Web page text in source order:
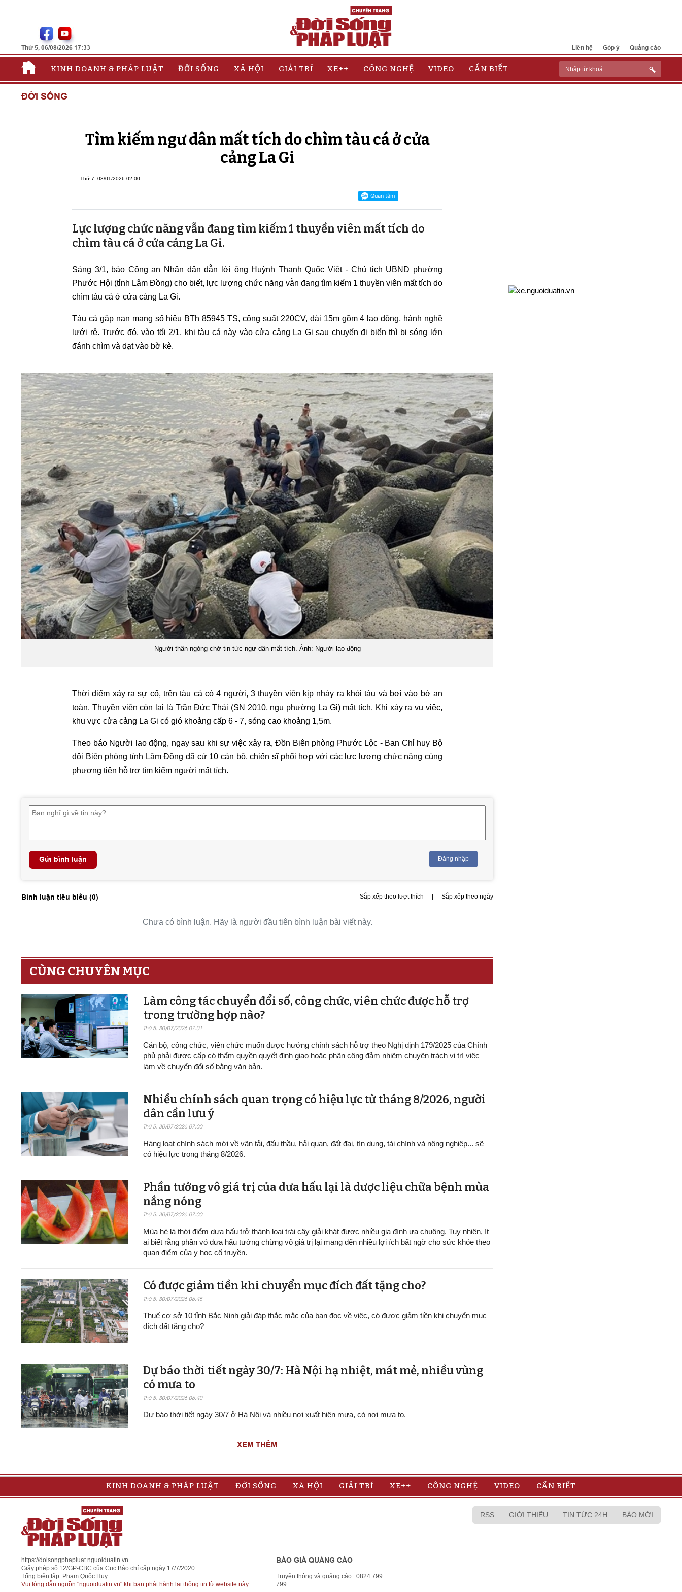
Thứ 5, 06/08/2026 17:33 Liên hệ Góp ý Quảng cáo
KINH DOANH & PHÁP LUẬT ĐỜI SỐNG XÃ HỘI GIẢI TRÍ XE++ CÔNG NGHỆ VIDEO CẦN BIẾT
ĐỜI SỐNG
Tìm kiếm ngư dân mất tích do chìm tàu cá ở cửa
cảng La Gi
Thứ 7, 03/01/2026 02:00
Lực lượng chức năng vẫn đang tìm kiếm 1 thuyền viên mất tích do
chìm tàu cá ở cửa cảng La Gi.
Sáng 3/1, báo Công an Nhân dân dẫn lời ông Huỳnh Thanh Quốc Việt - Chủ tịch UBND phường
Phước Hội (tỉnh Lâm Đồng) cho biết, lực lượng chức năng vẫn đang tìm kiếm 1 thuyền viên mất tích do
chìm tàu cá ở cửa cảng La Gi.
Tàu cá gặp nạn mang số hiệu BTh 85945 TS, công suất 220CV, dài 15m gồm 4 lao động, hành nghề
lưới rê. Trước đó, vào tối 2/1, khi tàu cá này vào cửa cảng La Gi sau chuyến đi biển thì bị sóng lớn
đánh chìm và dạt vào bờ kè.
Người thân ngóng chờ tin tức ngư dân mất tích. Ảnh: Người lao động
Thời điểm xảy ra sự cố, trên tàu cá có 4 người, 3 thuyền viên kịp nhảy ra khỏi tàu và bơi vào bờ an
toàn. Thuyền viên còn lại là Trần Đức Thái (SN 2010, ngụ phường La Gi) mất tích. Khi xảy ra vụ việc,
khu vực cửa cảng La Gi có gió khoảng cấp 6 - 7, sóng cao khoảng 1,5m.
Theo báo Người lao động, ngay sau khi sự việc xảy ra, Đồn Biên phòng Phước Lộc - Ban Chỉ huy Bộ
đội Biên phòng tỉnh Lâm Đồng đã cử 10 cán bộ, chiến sĩ phối hợp với các lực lượng chức năng cùng
phương tiện hỗ trợ tìm kiếm người mất tích.
Gửi bình luận Đăng nhập
Bình luận tiêu biểu (0) Sắp xếp theo lượt thích Sắp xếp theo ngày
Chưa có bình luận. Hãy là người đầu tiên bình luận bài viết này.
CÙNG CHUYÊN MỤC
Làm công tác chuyển đổi số, công chức, viên chức được hỗ trợ
trong trường hợp nào?
Thứ 5, 30/07/2026 07:01
Cán bộ, công chức, viên chức muốn được hưởng chính sách hỗ trợ theo Nghị định 179/2025 của Chính
phủ phải được cấp có thẩm quyền quyết định giao hoặc phân công đảm nhiệm chuyên trách vị trí việc
làm về chuyển đổi số bằng văn bản.
Nhiều chính sách quan trọng có hiệu lực từ tháng 8/2026, người
dân cần lưu ý
Thứ 5, 30/07/2026 07:00
Hàng loạt chính sách mới về vận tải, đấu thầu, hải quan, đất đai, tín dụng, tài chính và nông nghiệp... sẽ
có hiệu lực trong tháng 8/2026.
Phần tưởng vô giá trị của dưa hấu lại là dược liệu chữa bệnh mùa
nắng nóng
Thứ 5, 30/07/2026 07:00
Mùa hè là thời điểm dưa hấu trở thành loại trái cây giải khát được nhiều gia đình ưa chuộng. Tuy nhiên, ít
ai biết rằng phần vỏ dưa hấu tưởng chừng vô giá trị lại mang đến nhiều lợi ích bất ngờ cho sức khỏe theo
quan điểm của y học cổ truyền.
Có được giảm tiền khi chuyển mục đích đất tặng cho?
Thứ 5, 30/07/2026 06:45
Thuế cơ sở 10 tỉnh Bắc Ninh giải đáp thắc mắc của bạn đọc về việc, có được giảm tiền khi chuyển mục
đích đất tặng cho?
Dự báo thời tiết ngày 30/7: Hà Nội hạ nhiệt, mát mẻ, nhiều vùng
có mưa to
Thứ 5, 30/07/2026 06:40
Dự báo thời tiết ngày 30/7 ở Hà Nội và nhiều nơi xuất hiện mưa, có nơi mưa to.
XEM THÊM
KINH DOANH & PHÁP LUẬT ĐỜI SỐNG XÃ HỘI GIẢI TRÍ XE++ CÔNG NGHỆ VIDEO CẦN BIẾT
https://doisongphapluat.nguoiduatin.vn
Giấy phép số 12/GP-CBC của Cục Báo chí cấp ngày 17/7/2020
Tổng biên tập: Phạm Quốc Huy
Vui lòng dẫn nguồn "nguoiduatin.vn" khi bạn phát hành lại thông tin từ website này.
BÁO GIÁ QUẢNG CÁO
Truyền thông và quảng cáo : 0824 799
799
RSS GIỚI THIỆU TIN TỨC 24H BÁO MỚI